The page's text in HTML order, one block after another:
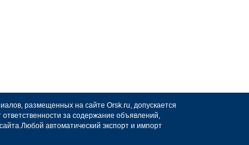
размещенных на сайте Orsk.ru, допускается
за содержание объявлений,
автоматический экспорт и импорт